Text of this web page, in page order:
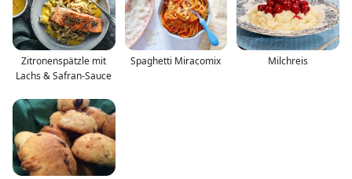
Zitronenspätzle mit
Lachs & Safran-Sauce
Spaghetti Miracomix Milchreis